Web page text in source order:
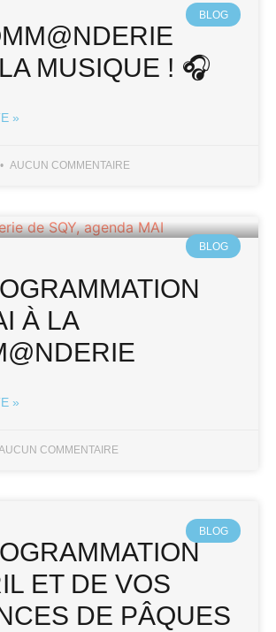
BLOG
MUSIQUE ! 🎧
»
AUCUN COMMENTAIRE
BLOG
À LA
»
COMMENTAIRE
BLOG
ET DE VOS
DE PÂQUES